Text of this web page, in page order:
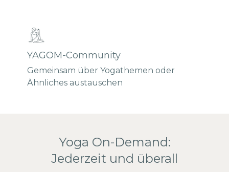
YAGOM-Community
Gemeinsam über Yogathemen oder
Ähnliches austauschen
Yoga On-Demand:
Jederzeit und überall